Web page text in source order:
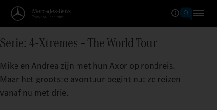
Serie: 4-Xtremes – The World Tour
Mike en Andrea zijn met hun Axor op rondreis.
Maar het grootste avontuur begint nu: ze reizen
vanaf nu met drie.